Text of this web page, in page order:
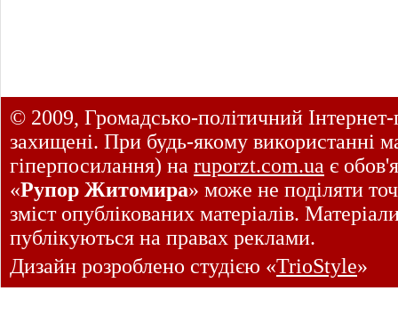
© 2009, Громадсько-політичний
захищені. При будь-якому використанні
гіперпосилання) на ruporzt.com.ua є
«Рупор Житомира» може не поділяти
зміст опублікованих матеріалів.
публікуються на правах реклами.
Дизайн розроблено студією «TrioStyle»